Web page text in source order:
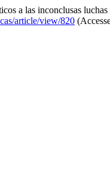
a las inconclusas
article/view/820